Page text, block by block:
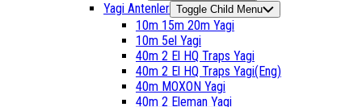
Yagi Antenler Toggle Child Menu
10m 15m 20m Yagi
10m 5el Yagi
40m 2 El HQ Traps Yagi
40m 2 El HQ Traps Yagi(Eng)
40m MOXON Yagi
40m 2 Eleman Yagi